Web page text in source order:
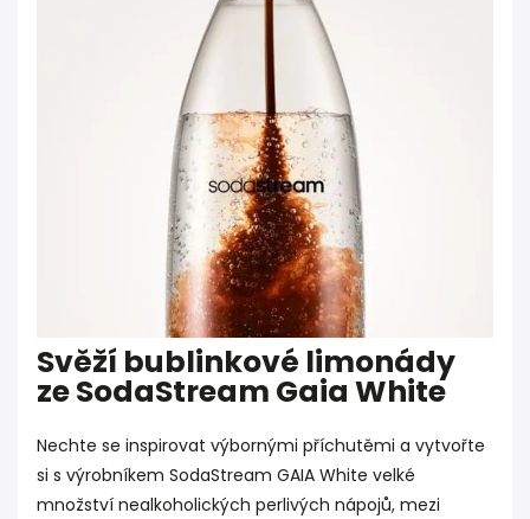
Svěží bublinkové limonády
zeSodaStream Gaia White
Nechte se inspirovat výbornými příchutěmi a vytvořte
si s výrobníkem SodaStream GAIA White velké
množství nealkoholických perlivých nápojů, mezi